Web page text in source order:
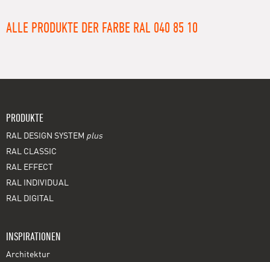
ALLE PRODUKTE DER FARBE RAL 040 85 10
PRODUKTE
RAL DESIGN SYSTEM plus
RAL CLASSIC
RAL EFFECT
RAL INDIVIDUAL
RAL DIGITAL
INSPIRATIONEN
Architektur